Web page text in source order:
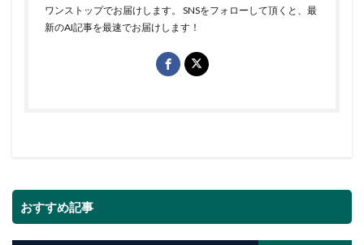
ワンストップでお届けします。 SNSをフォローして頂くと、最
新のAI記事を最速でお届けします！
おすすめ記事